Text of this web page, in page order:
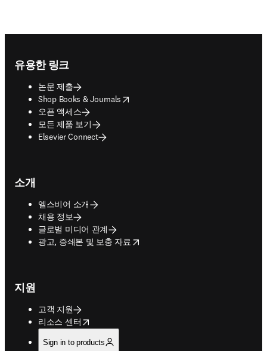
유용한 링크
논문 제출
Shop Books & Journals
opens in new tab/window
오픈 액세스
모든 제품 보기
Elsevier Connect
소개
엘스비어 소개
채용 정보
글로벌 미디어 관계
광고, 증쇄본 및 보충 자료
opens in new tab/window
지원
고객 지원
리소스 센터
opens in new tab/window
Sign in to products